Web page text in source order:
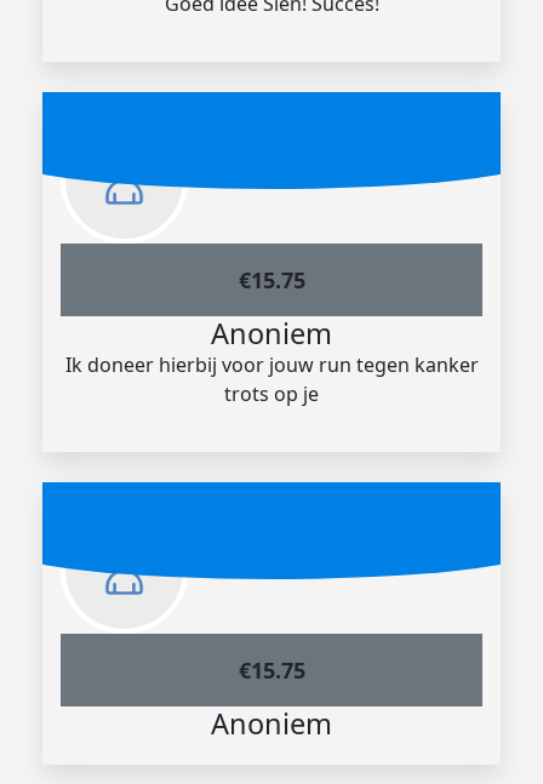
€15.75
Anoniem
Ik doneer hierbij voor jouw run tegen kanker
trots op je
€15.75
Anoniem